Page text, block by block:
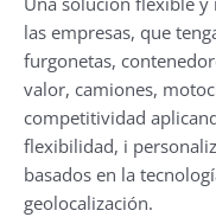
las empresas, que
furgonetas,
valor, camiones,
competitividad
flexibilidad, i
basados en la
geolocalización.